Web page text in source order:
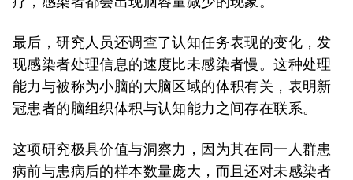
最后，研究人员还调查了认知任务表现的变化，发
现感染者处理信息的速度比未感染者慢。这种处理
能力与被称为小脑的大脑区域的体积有关，表明新
冠患者的脑组织体积与认知能力之间存在联系。
这项研究极具价值与洞察力，因为其在同一人群患
病前与患病后的样本数量庞大，而且还对未感染者